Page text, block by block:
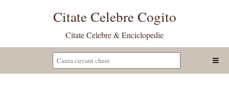
Citate Celebre Cogito
Citate Celebre & Enciclopedie